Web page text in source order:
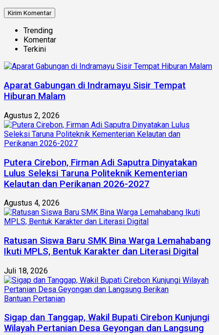
Trending
Komentar
Terkini
Aparat Gabungan di Indramayu Sisir Tempat
Hiburan Malam
Agustus 2, 2026
Putera Cirebon, Firman Adi Saputra Dinyatakan
Lulus Seleksi Taruna Politeknik Kementerian
Kelautan dan Perikanan 2026-2027
Agustus 4, 2026
Ratusan Siswa Baru SMK Bina Warga Lemahabang
Ikuti MPLS, Bentuk Karakter dan Literasi Digital
Juli 18, 2026
Sigap dan Tanggap, Wakil Bupati Cirebon Kunjungi
Wilayah Pertanian Desa Geyongan dan Langsung